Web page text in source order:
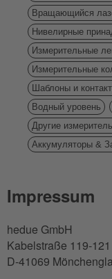
Вращающийся
Нивелирные
Измерительные
Измерительные
Шаблоны и
Водный уровень
Другие
Аккумуляторы &
Impressum
hedue GmbH
Kabelstraße 119-121
D-41069